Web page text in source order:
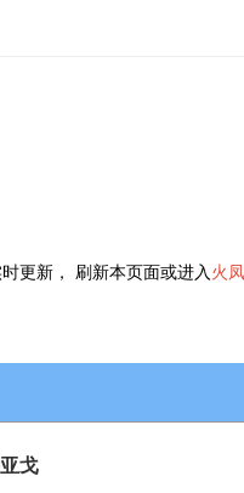
更新， 刷新本页面或进入火
戈